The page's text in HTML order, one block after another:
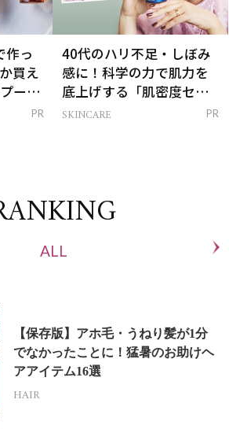
作っ
買え
ー＆
PR
40代のハリ不足・しぼみ
感に！科学の力で肌力を
底上げする「肌密度セラ
ム」
SKINCARE PR
ALL
【保存版】アホ毛・うねり髪が1分
でなかったことに！猛暑のお助けヘ
アアイテム16選
HAIR